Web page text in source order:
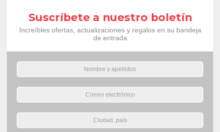
Suscríbete a nuestro boletín
Increíbles ofertas, actualizaciones y regalos en su bandeja
de entrada